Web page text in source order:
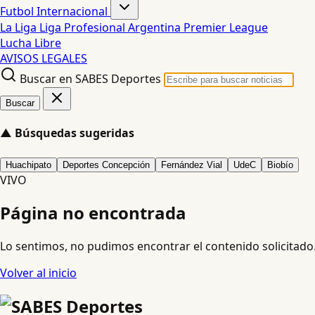
Futbol Internacional
La Liga Liga Profesional Argentina Premier League
Lucha Libre
AVISOS LEGALES
Buscar en SABES Deportes
Buscar
▲ Búsquedas sugeridas
Huachipato Deportes Concepción Fernández Vial UdeC Biobío
VIVO
Página no encontrada
Lo sentimos, no pudimos encontrar el contenido
Volver al inicio